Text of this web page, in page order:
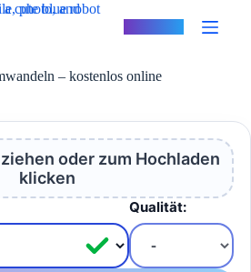
– kostenlos online
oder zum Hochladen
klicken
Qualität: